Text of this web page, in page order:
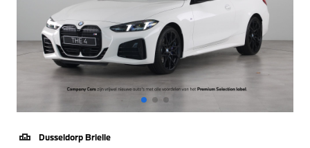
Dusseldorp Brielle